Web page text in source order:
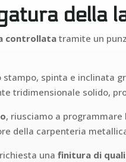
della
controllatatramite un
spinta e inclinata
tridimensionale solido,
, riusciamo a
della carpenteria
unafinitura di